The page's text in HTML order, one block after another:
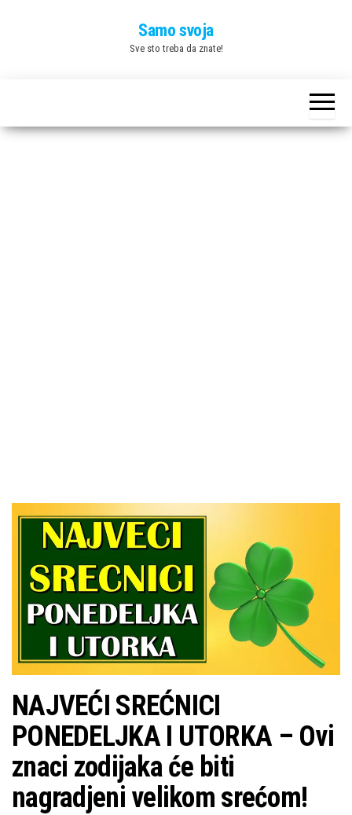
Samo svoja
Sve sto treba da znate!
NAJVEĆI SREĆNICI
PONEDELJKA I UTORKA – Ovi
znaci zodijaka će biti
nagradjeni velikom srećom!